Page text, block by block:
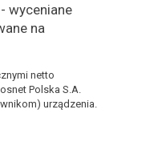
wyceniane
na
netto
Polska S.A.
urządzenia.